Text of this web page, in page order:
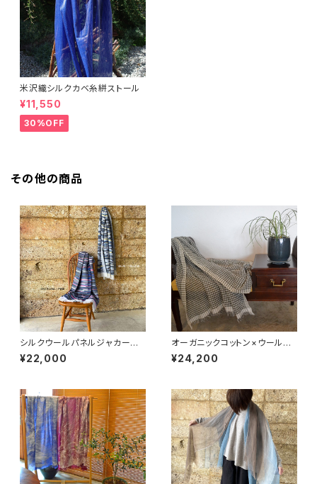
米沢織シルクカベ糸絣ストール
¥11,550
30%OFF
その他の商品
シルクウールパネルジャカード
ストール
¥22,000
オーガニックコットン×ウール千
鳥格子ストール
¥24,200